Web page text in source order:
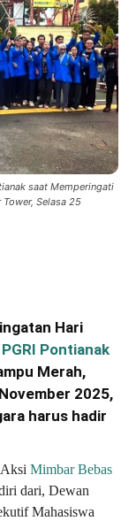
saat Memperingati
Selasa 25
Hari
PGRI Pontianak
Merah,
2025,
harus hadir
Mimbar Bebas
dari, Dewan
Mahasiswa